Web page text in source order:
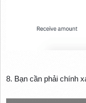
8. Bạn cần phải chính